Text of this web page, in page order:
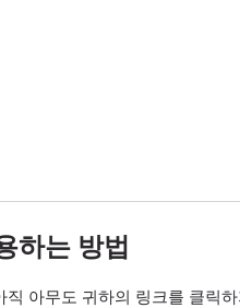
하는 방법
아무도 귀하의 링크를 클릭